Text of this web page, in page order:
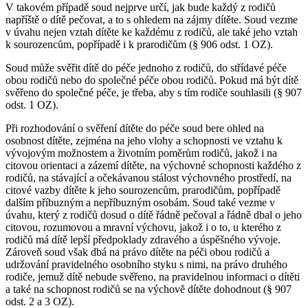
V takovém případě soud nejprve určí, jak bude každý z rodičů
napříště o dítě pečovat, a to s ohledem na zájmy dítěte. Soud vezme
v úvahu nejen vztah dítěte ke každému z rodičů, ale také jeho vztah
k sourozencům, popřípadě i k prarodičům (§ 906 odst. 1 OZ).
Soud může svěřit dítě do péče jednoho z rodičů, do střídavé péče
obou rodičů nebo do společné péče obou rodičů. Pokud má být dítě
svěřeno do společné péče, je třeba, aby s tím rodiče souhlasili (§ 907
odst. 1 OZ).
Při rozhodování o svěření dítěte do péče soud bere ohled na
osobnost dítěte, zejména na jeho vlohy a schopnosti ve vztahu k
vývojovým možnostem a životním poměrům rodičů, jakož i na
citovou orientaci a zázemí dítěte, na výchovné schopnosti každého z
rodičů, na stávající a očekávanou stálost výchovného prostředí, na
citové vazby dítěte k jeho sourozencům, prarodičům, popřípadě
dalším příbuzným a nepříbuzným osobám. Soud také vezme v
úvahu, který z rodičů dosud o dítě řádně pečoval a řádně dbal o jeho
citovou, rozumovou a mravní výchovu, jakož i o to, u kterého z
rodičů má dítě lepší předpoklady zdravého a úspěšného vývoje.
Zároveň soud však dbá na právo dítěte na péči obou rodičů a
udržování pravidelného osobního styku s nimi, na právo druhého
rodiče, jemuž dítě nebude svěřeno, na pravidelnou informaci o dítěti
a také na schopnost rodičů se na výchově dítěte dohodnout (§ 907
odst. 2 a 3 OZ).